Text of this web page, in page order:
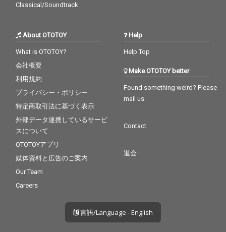
Classical/Soundtrack
About OTOTOY
What is OTOTOY?
会社概要
利用規約
プライバシー・ポリシー
特定商取引法に基づく表示
外部データ連携しているサービ
スについて
OTOTOYアプリ
媒体資料と広告のご案内
Our Team
Careers
Help
Help Top
Make OTOTOY better
Found something weird? Please
mail us
Contact
退会
言語/Language - English